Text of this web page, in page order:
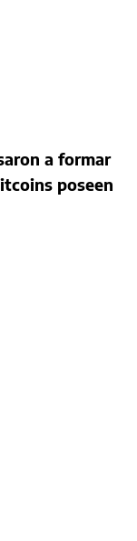
a formar
poseen